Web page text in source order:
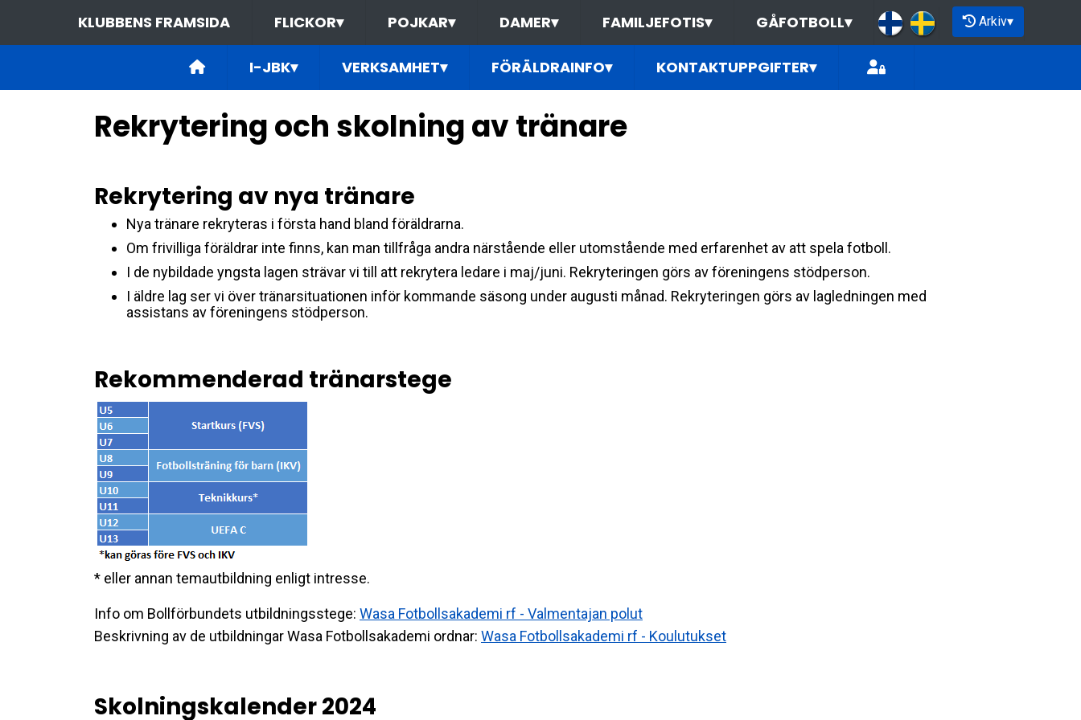
KLUBBENS FRAMSIDA FLICKOR▾ POJKAR▾ DAMER▾ FAMILJEFOTIS▾ GÅFOTBOLL▾ Arkiv▾
I-JBK▾ VERKSAMHET▾ FÖRÄLDRAINFO▾ KONTAKTUPPGIFTER▾
Rekrytering och skolning av tränare
Rekrytering av nya tränare
Nya tränare rekryteras i första hand bland föräldrarna.
Om frivilliga föräldrar inte finns, kan man tillfråga andra närstående eller utomstående med erfarenhet av att spela fotboll.
I de nybildade yngsta lagen strävar vi till att rekrytera ledare i maj/juni. Rekryteringen görs av föreningens stödperson.
I äldre lag ser vi över tränarsituationen inför kommande säsong under augusti månad. Rekryteringen görs av lagledningen med
assistans av föreningens stödperson.
Rekommenderad tränarstege
* eller annan temautbildning enligt intresse.
Info om Bollförbundets utbildningsstege: Wasa Fotbollsakademi rf - Valmentajan polut
Beskrivning av de utbildningar Wasa Fotbollsakademi ordnar: Wasa Fotbollsakademi rf - Koulutukset
Skolningskalender 2024